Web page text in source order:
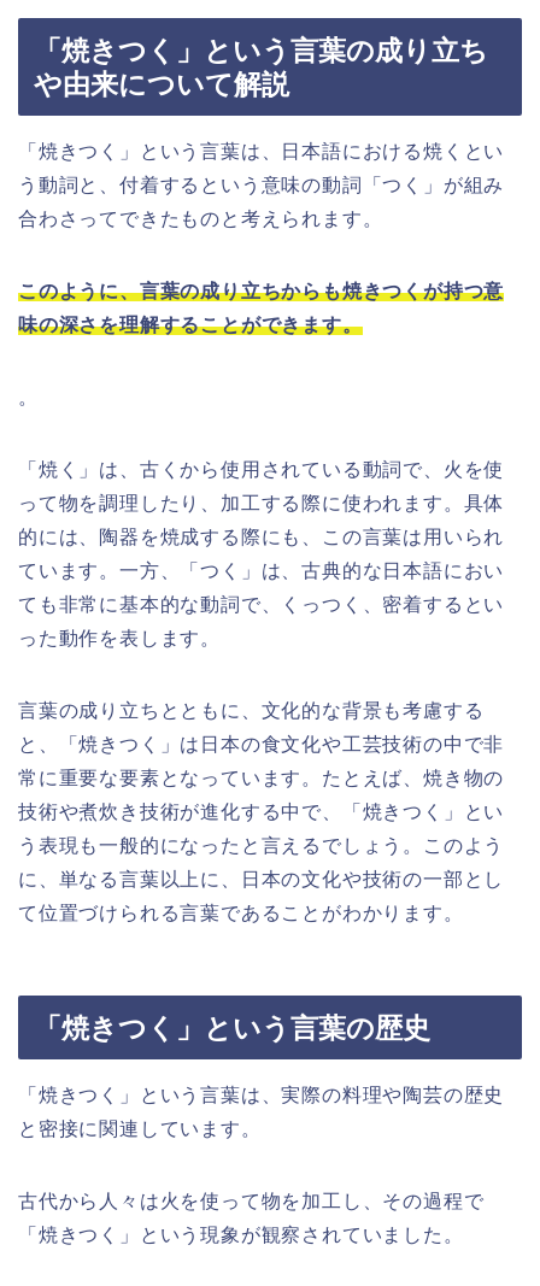
「焼きつく」という言葉の成り立ち
や由来について解説
「焼きつく」という言葉は、日本語における焼くとい
う動詞と、付着するという意味の動詞「つく」が組み
合わさってできたものと考えられます。
このように、言葉の成り立ちからも焼きつくが持つ意
味の深さを理解することができます。
。
「焼く」は、古くから使用されている動詞で、火を使
って物を調理したり、加工する際に使われます。具体
的には、陶器を焼成する際にも、この言葉は用いられ
ています。一方、「つく」は、古典的な日本語におい
ても非常に基本的な動詞で、くっつく、密着するとい
った動作を表します。
言葉の成り立ちとともに、文化的な背景も考慮する
と、「焼きつく」は日本の食文化や工芸技術の中で非
常に重要な要素となっています。たとえば、焼き物の
技術や煮炊き技術が進化する中で、「焼きつく」とい
う表現も一般的になったと言えるでしょう。このよう
に、単なる言葉以上に、日本の文化や技術の一部とし
て位置づけられる言葉であることがわかります。
「焼きつく」という言葉の歴史
「焼きつく」という言葉は、実際の料理や陶芸の歴史
と密接に関連しています。
古代から人々は火を使って物を加工し、その過程で
「焼きつく」という現象が観察されていました。